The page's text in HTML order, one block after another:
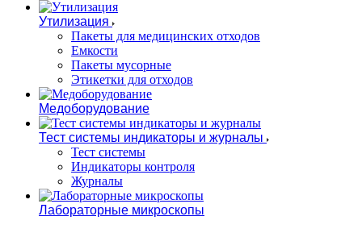
Утилизация
Пакеты для медицинских отходов
Емкости
Пакеты мусорные
Этикетки для отходов
Медоборудование
Тест системы индикаторы и журналы
Тест системы
Индикаторы контроля
Журналы
Лабораторные микроскопы